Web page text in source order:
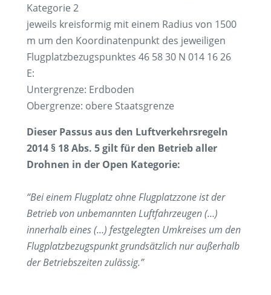
Kategorie 2
jeweils kreisformig mit einem Radius von 1500
m um den Koordinatenpunkt des jeweiligen
Flugplatzbezugspunktes 46 58 30 N 014 16 26
E:
Untergrenze: Erdboden
Obergrenze: obere Staatsgrenze
Dieser Passus aus den Luftverkehrsregeln
2014 § 18 Abs. 5 gilt für den Betrieb aller
Drohnen in der Open Kategorie:
“Bei einem Flugplatz ohne Flugplatzzone ist der
Betrieb von unbemannten Luftfahrzeugen (…)
innerhalb eines (…) festgelegten Umkreises um den
Flugplatzbezugspunkt grundsätzlich nur außerhalb
der Betriebszeiten zulässig.”